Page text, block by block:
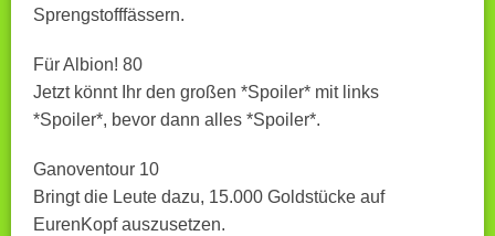
Sprengstofffässern.
Für Albion! 80
Jetzt könnt Ihr den großen *Spoiler* mit links
*Spoiler*, bevor dann alles *Spoiler*.
Ganoventour 10
Bringt die Leute dazu, 15.000 Goldstücke auf
EurenKopf auszusetzen.